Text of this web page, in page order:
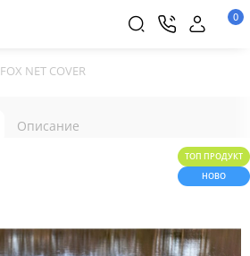
0
FOX NET COVER
Описание
ТОП ПРОДУКТ
НОВО